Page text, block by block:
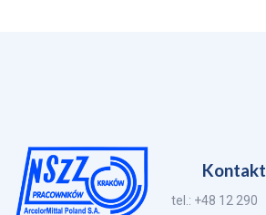
Kontakt
tel.: +48 12 290